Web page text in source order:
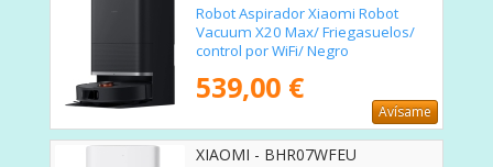
Robot Aspirador Xiaomi Robot
Vacuum X20 Max/ Friegasuelos/
control por WiFi/ Negro
539,00 €
Avísame
XIAOMI - BHR07WFEU